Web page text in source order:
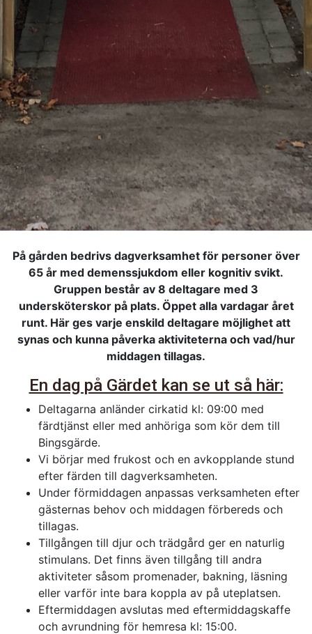
På gården bedrivs dagverksamhet för personer över
65 år med demenssjukdom eller kognitiv svikt.
Gruppen består av 8 deltagare med 3
undersköterskor på plats. Öppet alla vardagar året
runt. Här ges varje enskild deltagare möjlighet att
synas och kunna påverka aktiviteterna och vad/hur
middagen tillagas.
En dag på Gärdet kan se ut så här:
Deltagarna anländer cirkatid kl: 09:00 med
färdtjänst eller med anhöriga som kör dem till
Bingsgärde.
Vi börjar med frukost och en avkopplande stund
efter färden till dagverksamheten.
Under förmiddagen anpassas verksamheten efter
gästernas behov och middagen förbereds och
tillagas.
Tillgången till djur och trädgård ger en naturlig
stimulans. Det finns även tillgång till andra
aktiviteter såsom promenader, bakning, läsning
eller varför inte bara koppla av på uteplatsen.
Eftermiddagen avslutas med eftermiddagskaffe
och avrundning för hemresa kl: 15:00.